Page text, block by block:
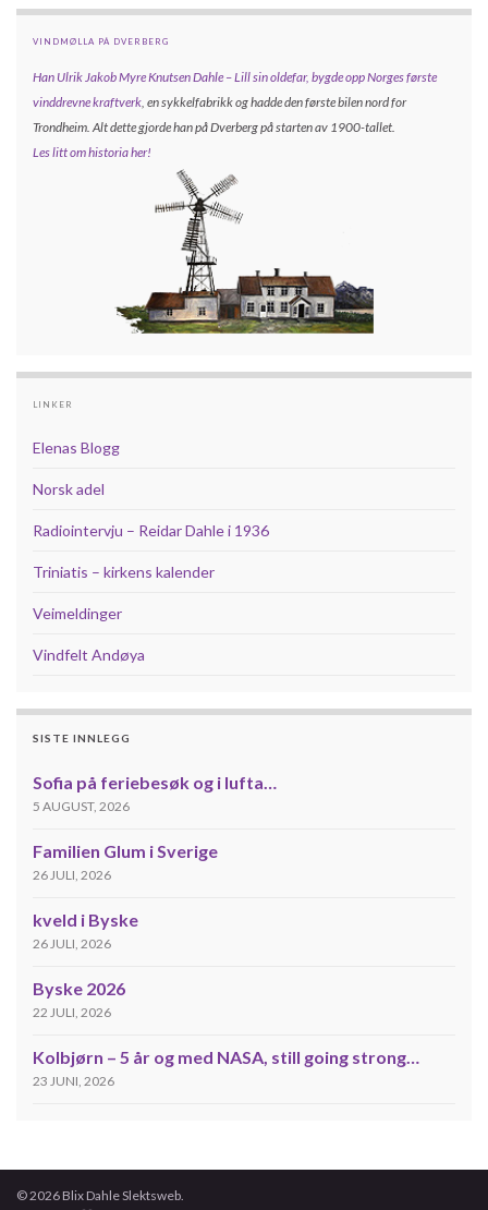
VINDMØLLA PÅ DVERBERG
Han Ulrik Jakob Myre Knutsen Dahle – Lill sin oldefar, bygde oppNorges første
vinddrevne kraftverk, en sykkelfabrikk og hadde den første bilen nord for
Trondheim. Alt dette gjorde han på Dverberg på starten av 1900-tallet.
Les litt om historia her!
LINKER
Elenas Blogg
Norsk adel
Radiointervju – Reidar Dahle i 1936
Triniatis – kirkens kalender
Veimeldinger
Vindfelt Andøya
SISTE INNLEGG
Sofia på feriebesøk og i lufta…
5 AUGUST, 2026
Familien Glum i Sverige
26 JULI, 2026
kveld i Byske
26 JULI, 2026
Byske 2026
22 JULI, 2026
Kolbjørn – 5 år og med NASA, still going strong…
23 JUNI, 2026
© 2026 Blix Dahle Slektsweb.